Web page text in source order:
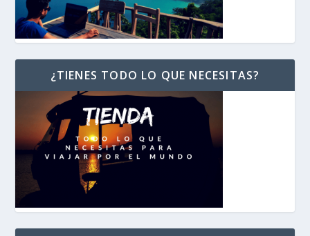
¿TIENES TODO LO QUE NECESITAS?